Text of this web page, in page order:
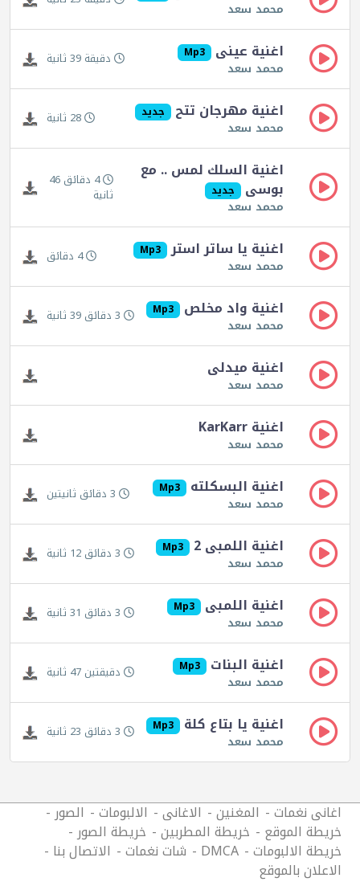
محمد سعد
اغنية عينى Mp3
محمد سعد دقيقة 39 ثانية
اغنية مهرجان تتح جديد
محمد سعد 28 ثانية
اغنية السلك لمس .. مع
بوسى جديد
محمد سعد
4 دقائق 46
ثانية
اغنية يا ساتر استر Mp3
محمد سعد 4 دقائق
اغنية واد مخلص Mp3
محمد سعد 3 دقائق 39 ثانية
اغنية ميدلى
محمد سعد
اغنية KarKarr
محمد سعد
اغنية البسكلته Mp3
محمد سعد 3 دقائق ثانيتين
اغنية اللمبى 2 Mp3
محمد سعد 3 دقائق 12 ثانية
اغنية اللمبى Mp3
محمد سعد 3 دقائق 31 ثانية
اغنية البنات Mp3
محمد سعد دقيقتين 47 ثانية
اغنية يا بتاع كلة Mp3
محمد سعد 3 دقائق 23 ثانية
اغانى نغمات المغنين الاغانى الالبومات الصور
خريطة الموقع خريطة المطربين خريطة الصور
خريطة الالبومات DMCA شات نغمات الاتصال بنا
الاعلان بالموقع